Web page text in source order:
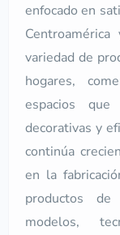
enfocado en
variedad de
hogares,
espacios que
decorativas y
continúa
en la
productos de
modelos,